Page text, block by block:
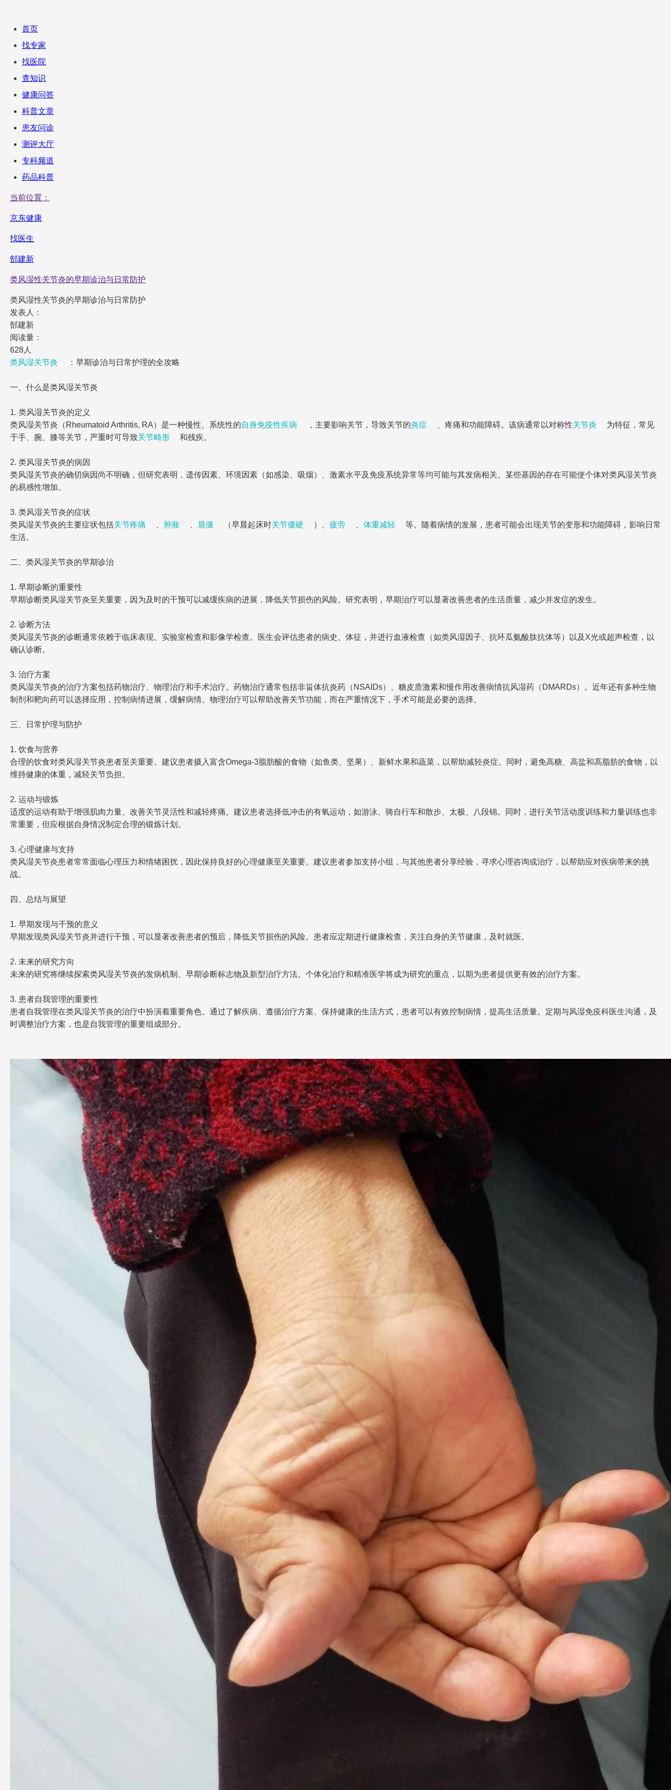
首页
找专家
找医院
查知识
健康问答
科普文章
患友问诊
测评大厅
专科频道
药品科普
当前位置：
京东健康
找医生
郜建新
类风湿性关节炎的早期诊治与日常防护
类风湿性关节炎的早期诊治与日常防护
发表人：
郜建新
阅读量：
628人
类风湿关节炎
：早期诊治与日常护理的全攻略
一、什么是类风湿关节炎
1. 类风湿关节炎的定义
类风湿关节炎（Rheumatoid Arthritis, RA）是一种慢性、系统性的自身免疫性疾病 ，主要影响关节，导致关节的炎症 、疼痛和功能障碍。该病通常以对称性关节炎
为特征，常见
于手、腕、膝等关节，严重时可导致关节畸形 和残疾。
2. 类风湿关节炎的病因
类风湿关节炎的确切病因尚不明确，但研究表明，遗传因素、环境因素（如感染、吸烟）、激素水平及免疫系统异常等均可能与其发病相关。某些基因的存在可能使个体对类风湿关节炎
的易感性增加。
3. 类风湿关节炎的症状
类风湿关节炎的主要症状包括关节疼痛 肿胀 晨僵 （早晨起床时关节僵硬 ）、 疲劳 体重减轻
等。随着病情的发展，患者可能会出现关节的变形和功能障碍，影响日常
生活。
二、类风湿关节炎的早期诊治
1. 早期诊断的重要性
早期诊断类风湿关节炎至关重要，因为及时的干预可以减缓疾病的进展，降低关节损伤的风险。研究表明，早期治疗可以显著改善患者的生活质量，减少并发症的发生。
2. 诊断方法
类风湿关节炎的诊断通常依赖于临床表现、实验室检查和影像学检查。医生会评估患者的病史、体征，并进行血液检查（如类风湿因子、抗环瓜氨酸肽抗体等）以及X光或超声检查，以
确认诊断。
3. 治疗方案
类风湿关节炎的治疗方案包括药物治疗、物理治疗和手术治疗。药物治疗通常包括非甾体抗炎药（NSAIDs）、糖皮质激素和慢作用改善病情抗风湿药（DMARDs）。近年还有多种生物
制剂和靶向药可以选择应用，控制病情进展，缓解病情。物理治疗可以帮助改善关节功能，而在严重情况下，手术可能是必要的选择。
三、日常护理与防护
1. 饮食与营养
合理的饮食对类风湿关节炎患者至关重要。建议患者摄入富含Omega-3脂肪酸的食物（如鱼类、坚果）、新鲜水果和蔬菜，以帮助减轻炎症。同时，避免高糖、高盐和高脂肪的食物，以
维持健康的体重，减轻关节负担。
2. 运动与锻炼
适度的运动有助于增强肌肉力量、改善关节灵活性和减轻疼痛。建议患者选择低冲击的有氧运动，如游泳、骑自行车和散步、太极、八段锦。同时，进行关节活动度训练和力量训练也非
常重要，但应根据自身情况制定合理的锻炼计划。
3. 心理健康与支持
类风湿关节炎患者常常面临心理压力和情绪困扰，因此保持良好的心理健康至关重要。建议患者参加支持小组，与其他患者分享经验，寻求心理咨询或治疗，以帮助应对疾病带来的挑
战。
四、总结与展望
1. 早期发现与干预的意义
早期发现类风湿关节炎并进行干预，可以显著改善患者的预后，降低关节损伤的风险。患者应定期进行健康检查，关注自身的关节健康，及时就医。
2. 未来的研究方向
未来的研究将继续探索类风湿关节炎的发病机制、早期诊断标志物及新型治疗方法。个体化治疗和精准医学将成为研究的重点，以期为患者提供更有效的治疗方案。
3. 患者自我管理的重要性
患者自我管理在类风湿关节炎的治疗中扮演着重要角色。通过了解疾病、遵循治疗方案、保持健康的生活方式，患者可以有效控制病情，提高生活质量。定期与风湿免疫科医生沟通，及
时调整治疗方案，也是自我管理的重要组成部分。